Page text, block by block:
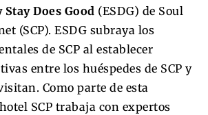
Does Good (ESDG) de Soul
(SCP). ESDG subraya los
de SCP al establecer
entre los huéspedes de SCP y
Como parte de esta
SCP trabaja con expertos